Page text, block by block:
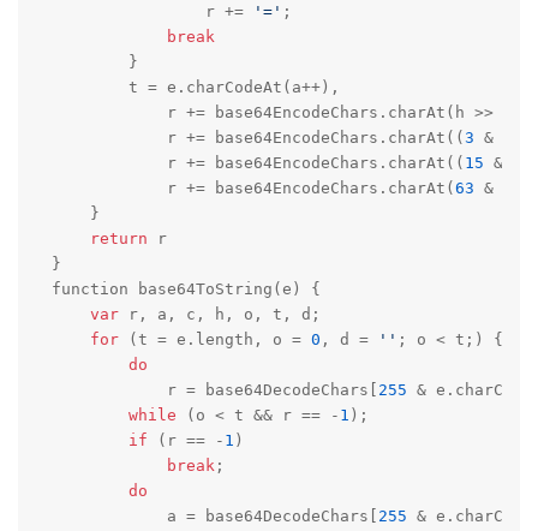
                r +=
'=' ;
break
        }
        t = e.charCodeAt(a++),
            r += base64EncodeChars.charAt(h >>
            r += base64EncodeChars.charAt((
3 & h)
            r += base64EncodeChars.charAt((
15 &
            r += base64EncodeChars.charAt(
63 & t)
    }
return r
}
function base64ToString(e) {
var r, a, c, h, o, t, d;
for (t = e.length, o = 0 , d = '' ; o < t;) {
do
            r = base64DecodeChars[
255 &
while (o < t && r == - 1 );
if (r == - 1 )
break;
do
            a = base64DecodeChars[
255 &